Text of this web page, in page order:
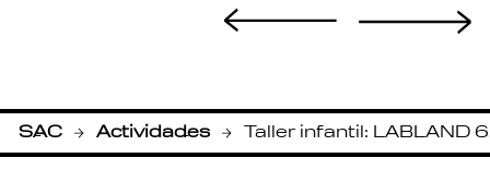
SAC
- Actividades
- Taller infantil: LABLAND